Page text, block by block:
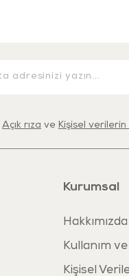
Açık rıza ve Kişisel
Kurumsal
Hakkımızda
Kullanım ve
Kişisel